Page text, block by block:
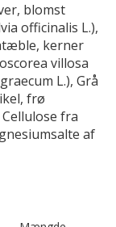
blomst
officinalis L.),
kerner
villosa
L.), Grå
frø
fra
af